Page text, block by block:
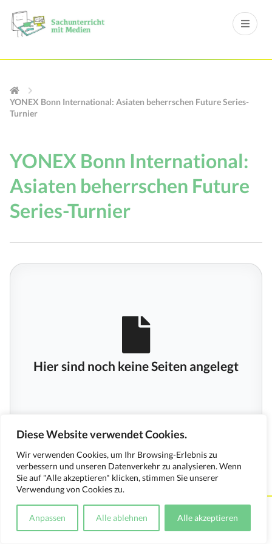
Diese Website verwendet Cookies.
Wir verwenden Cookies, um Ihr Browsing-Erlebnis zu
verbessern und unseren Datenverkehr zu analysieren. Wenn
Sie auf "Alle akzeptieren" klicken, stimmen Sie unserer
Verwendung von Cookies zu.
Anpassen Alle ablehnen Alle akzeptieren
YONEX Bonn International: Asiaten beherrschen Future Series-
Turnier
YONEX Bonn International:
Asiaten beherrschen Future
Series-Turnier
Hier sind noch keine Seiten angelegt
Kontakt Impressum Datenschutzerklärung
Medienverwendungsnachweis